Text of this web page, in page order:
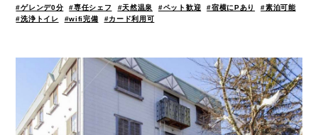
#ゲレンデ0分 #専任シェフ #天然温泉 #ペット歓迎 #宿横にPあり
#素泊可能
#洗浄トイレ
#wifi完備 #カード利用可